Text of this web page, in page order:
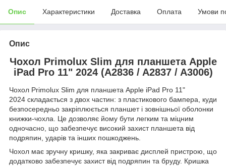
Опис Характеристики Доставка Оплата Умови
Опис
Чохол Primolux Slim для планшета Apple
iPad Pro 11" 2024 (A2836 / A2837 / A3006)
Чохол Primolux Slim для планшета Apple iPad Pro 11"
2024 складається з двох частин: з пластикового бампера, куди
безпосередньо закріплюється планшет і зовнішньої оболонки
книжки-чохла. Це дозволяє йому бути легким та міцним
одночасно, що забезпечує високий захист планшета від
подряпин, ударів та інших пошкоджень.
Чохол має зручну кришку, яка закриває дисплей пристрою, що
додатково забезпечує захист від подряпин та бруду. Кришка